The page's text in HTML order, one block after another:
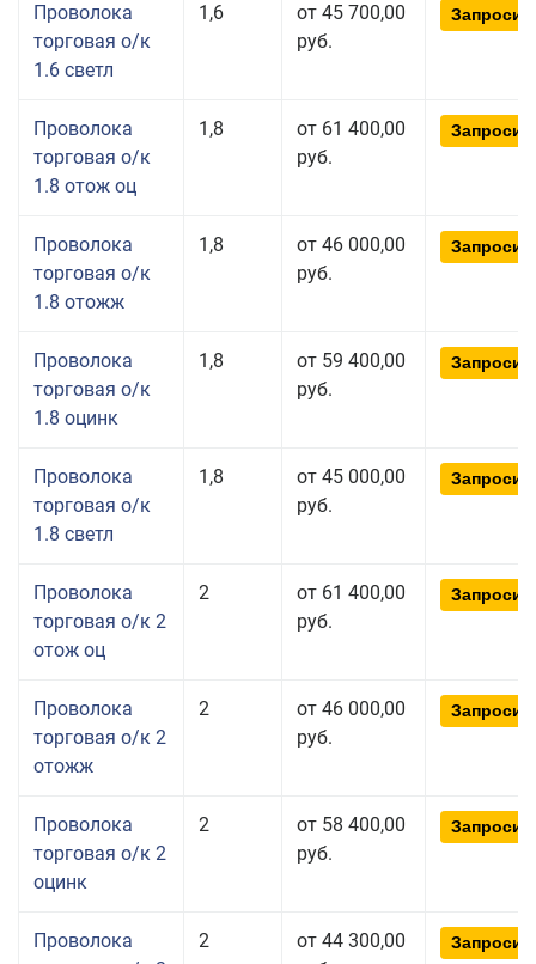
Проволока
торговая о/к
1.6 светл
1,6
от 45 700,00
руб.
Проволока
торговая о/к
1.8 отож оц
1,8
от 61 400,00
руб.
Проволока
торговая о/к
1.8 отожж
1,8
от 46 000,00
руб.
Проволока
торговая о/к
1.8 оцинк
1,8
от 59 400,00
руб.
Проволока
торговая о/к
1.8 светл
1,8
от 45 000,00
руб.
Проволока
торговая о/к 2
отож оц
2
от 61 400,00
руб.
Проволока
торговая о/к 2
отожж
2
от 46 000,00
руб.
Проволока
торговая о/к 2
оцинк
2
от 58 400,00
руб.
Проволока
2
от 44 300,00